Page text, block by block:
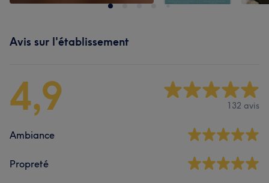
Avis sur l'établissement
4,9 132 avis
Ambiance
Propreté